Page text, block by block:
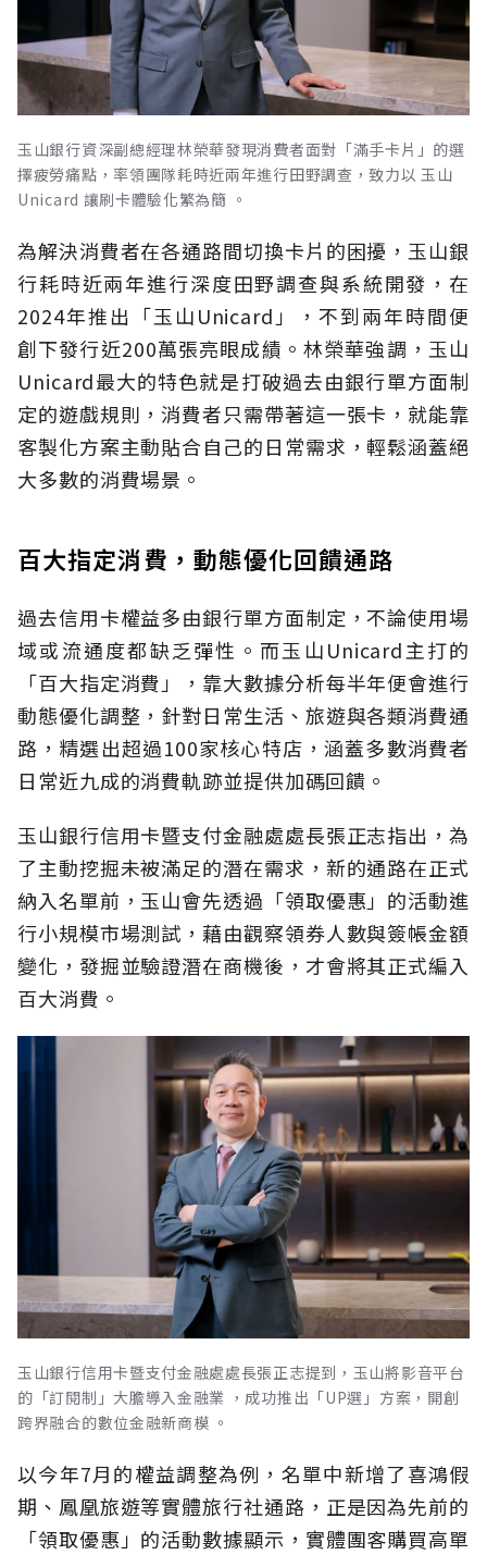
玉山銀行資深副總經理林榮華發現消費者面對「滿手卡片」的選
擇疲勞痛點，率領團隊耗時近兩年進行田野調查，致力以 玉山
Unicard 讓刷卡體驗化繁為簡 。
為解決消費者在各通路間切換卡片的困擾，玉山銀
行耗時近兩年進行深度田野調查與系統開發，在
2024年推出「玉山Unicard」，不到兩年時間便
創下發行近200萬張亮眼成績。林榮華強調，玉山
Unicard最大的特色就是打破過去由銀行單方面制
定的遊戲規則，消費者只需帶著這一張卡，就能靠
客製化方案主動貼合自己的日常需求，輕鬆涵蓋絕
大多數的消費場景。
百大指定消費，動態優化回饋通路
過去信用卡權益多由銀行單方面制定，不論使用場
域或流通度都缺乏彈性。而玉山Unicard主打的
「百大指定消費」，靠大數據分析每半年便會進行
動態優化調整，針對日常生活、旅遊與各類消費通
路，精選出超過100家核心特店，涵蓋多數消費者
日常近九成的消費軌跡並提供加碼回饋。
玉山銀行信用卡暨支付金融處處長張正志指出，為
了主動挖掘未被滿足的潛在需求，新的通路在正式
納入名單前，玉山會先透過「領取優惠」的活動進
行小規模市場測試，藉由觀察領券人數與簽帳金額
變化，發掘並驗證潛在商機後，才會將其正式編入
百大消費。
玉山銀行信用卡暨支付金融處處長張正志提到，玉山將影音平台
的「訂閱制」大膽導入金融業 ，成功推出「UP選」方案，開創
跨界融合的數位金融新商模 。
以今年7月的權益調整為例，名單中新增了喜鴻假
期、鳳凰旅遊等實體旅行社通路，正是因為先前的
「領取優惠」的活動數據顯示，實體團客購買高單